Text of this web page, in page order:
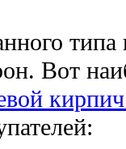
типа
Вот